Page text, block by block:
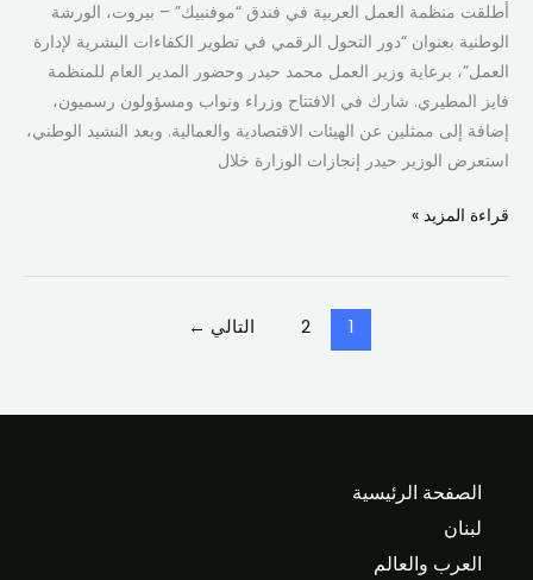
أطلقت منظمة العمل العربية في فندق “موفنبيك” – بيروت، الورشة
الوطنية بعنوان “دور التحول الرقمي في تطوير الكفاءات البشرية لإدارة
العمل”، برعاية وزير العمل محمد حيدر وحضور المدير العام للمنظمة
فايز المطيري. شارك في الافتتاح وزراء ونواب ومسؤولون رسميون،
إضافة إلى ممثلين عن الهيئات الاقتصادية والعمالية. وبعد النشيد الوطني،
استعرض الوزير حيدر إنجازات الوزارة خلال
العربية
قراءة المزيد »
1
2 التالي ←
الصفحة الرئيسية
لبنان
العرب والعالم